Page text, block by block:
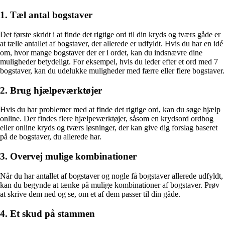
1. Tæl antal bogstaver
Det første skridt i at finde det rigtige ord til din kryds og tværs gåde er
at tælle antallet af bogstaver, der allerede er udfyldt. Hvis du har en idé
om, hvor mange bogstaver der er i ordet, kan du indsnævre dine
muligheder betydeligt. For eksempel, hvis du leder efter et ord med 7
bogstaver, kan du udelukke muligheder med færre eller flere bogstaver.
2. Brug hjælpeværktøjer
Hvis du har problemer med at finde det rigtige ord, kan du søge hjælp
online. Der findes flere hjælpeværktøjer, såsom en krydsord ordbog
eller online kryds og tværs løsninger, der kan give dig forslag baseret
på de bogstaver, du allerede har.
3. Overvej mulige kombinationer
Når du har antallet af bogstaver og nogle få bogstaver allerede udfyldt,
kan du begynde at tænke på mulige kombinationer af bogstaver. Prøv
at skrive dem ned og se, om et af dem passer til din gåde.
4. Et skud på stammen